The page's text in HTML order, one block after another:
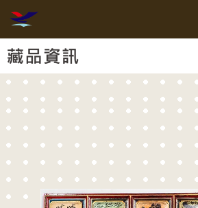
客家委員會客家文化發
網頁導覽
藏品資訊